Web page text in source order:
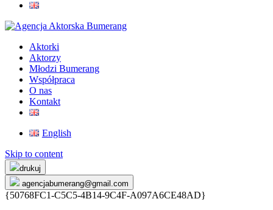
Aktorki
Aktorzy
Młodzi Bumerang
Współpraca
O nas
Kontakt
English
Skip to content
drukuj
agencjabumerang@gmail.com
{50768FC1-C5C5-4B14-9C4F-A097A6CE48AD}